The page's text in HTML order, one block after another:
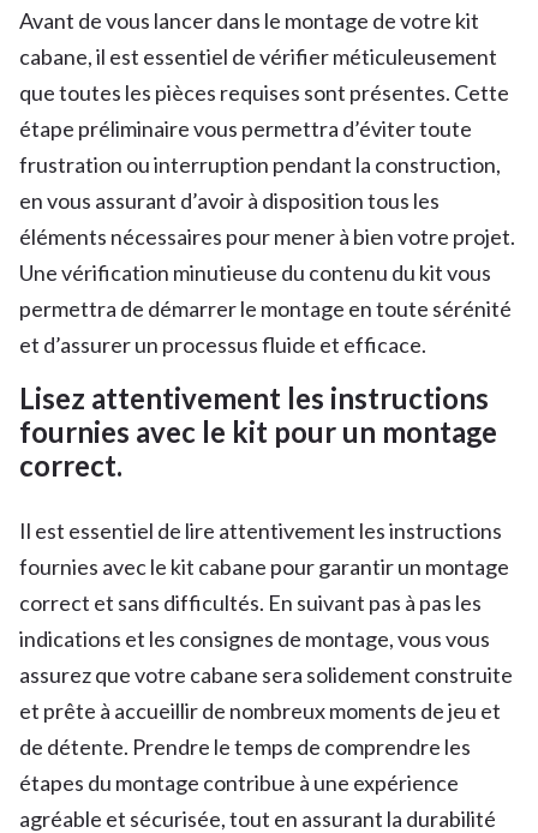
Avant de vous lancer dans le montage de votre kit
cabane, il est essentiel de vérifier méticuleusement
que toutes les pièces requises sont présentes. Cette
étape préliminaire vous permettra d’éviter toute
frustration ou interruption pendant la construction,
en vous assurant d’avoir à disposition tous les
éléments nécessaires pour mener à bien votre projet.
Une vérification minutieuse du contenu du kit vous
permettra de démarrer le montage en toute sérénité
et d’assurer un processus fluide et efficace.
Lisez attentivement les instructions
fournies avec le kit pour un montage
correct.
Il est essentiel de lire attentivement les instructions
fournies avec le kit cabane pour garantir un montage
correct et sans difficultés. En suivant pas à pas les
indications et les consignes de montage, vous vous
assurez que votre cabane sera solidement construite
et prête à accueillir de nombreux moments de jeu et
de détente. Prendre le temps de comprendre les
étapes du montage contribue à une expérience
agréable et sécurisée, tout en assurant la durabilité